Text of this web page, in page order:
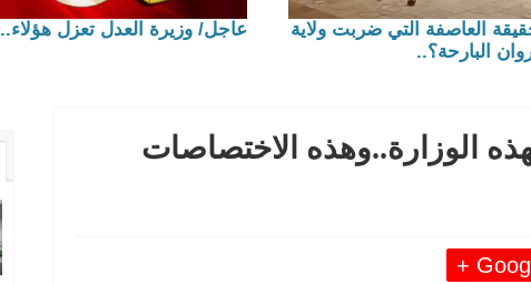
عاجل/ وزيرة العدل تعزل هؤلاء..
العاصفة التي ضربت ولاية
البارحة؟..
الوزارة..وهذه الاختصاصات